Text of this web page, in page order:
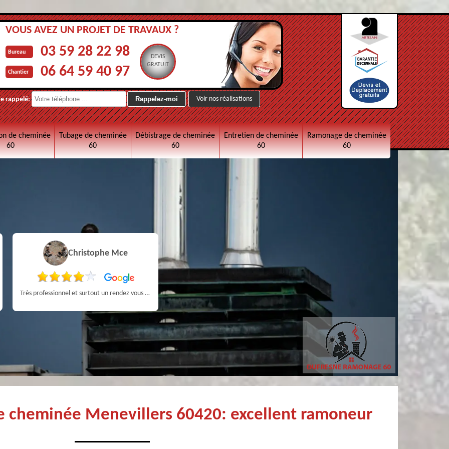
VOUS AVEZ UN PROJET DE TRAVAUX ?
Bureau 03 59 28 22 98
Chantier 06 64 59 40 97
DEVIS
GRATUIT
rappelé: Voir nos réalisations
de cheminée
60
Tubage de cheminée
60
Débistrage de cheminée
60
Entretien de cheminée
60
Ramonage de cheminée
60
Christophe Mce
Très professionnel et surtout un rendez vous rapide pour un ramonage efficace
Patricia MARCHANDIN
personne sympathique efficace expliquant la démarche de son travail pour un résultat de qualité . A recommander
sylvain bury
cheminée Menevillers 60420: excellent ramoneur